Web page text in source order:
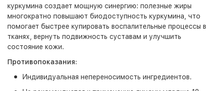
куркумина создает мощную синергию: полезные жиры
многократно повышают биодоступность куркумина, что
помогает быстрее купировать воспалительные процессы в
тканях, вернуть подвижность суставам и улучшить
состояние кожи.
Противопоказания:
Индивидуальная непереносимость ингредиентов.